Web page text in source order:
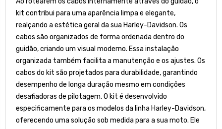
kit contribui para uma aparência limpa e elegante,
realçando a estética geral da sua Harley-Davidson. Os
cabos são organizados de forma ordenada dentro do
guidão, criando um visual moderno. Essa instalação
organizada também facilita a manutenção e os ajustes. Os
cabos do kit são projetados para durabilidade, garantindo
desempenho de longa duração mesmo em condições
desafiadoras de pilotagem. O kit é desenvolvido
especificamente para os modelos da linha Harley-Davidson,
oferecendo uma solução sob medida para a sua moto. Ele